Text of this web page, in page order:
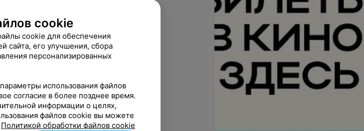
cookie
cookie для обеспечения
сайта, его улучшения, сбора
персонализированных
использования файлов
согласие в более позднее время.
информации о целях,
файлов cookie вы можете
Политикой обработки файлов cookie